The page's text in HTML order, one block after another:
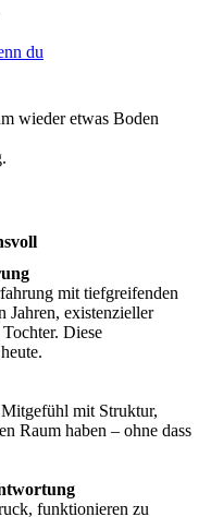
du
wieder etwas Boden
mit tiefgreifenden
Jahren, existenzieller
Diese
mit Struktur,
Raum haben – ohne dass
funktionieren zu